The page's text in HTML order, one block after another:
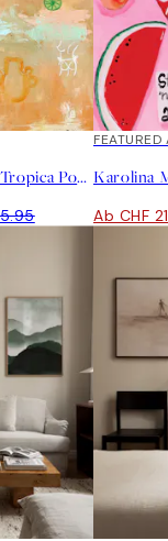
Britney Turner - La Tropica Poster
40%*
FEATURED
Ab CHF